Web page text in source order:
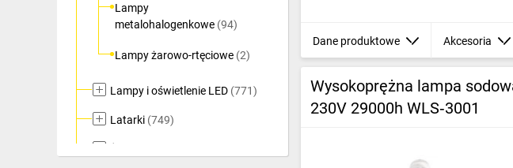
Elektronarzędzia i mierniki
Domofony i dzwonki
Napędy elektryczne
Lampy
metalohalogenkowe (94)
Lampy żarowo-rtęciowe (2)
Lampy i oświetlenie LED (771)
Latarki (749)
Dane produktowe Akcesoria
Wysokoprężna lampa
230V 29000h WLS‑3001